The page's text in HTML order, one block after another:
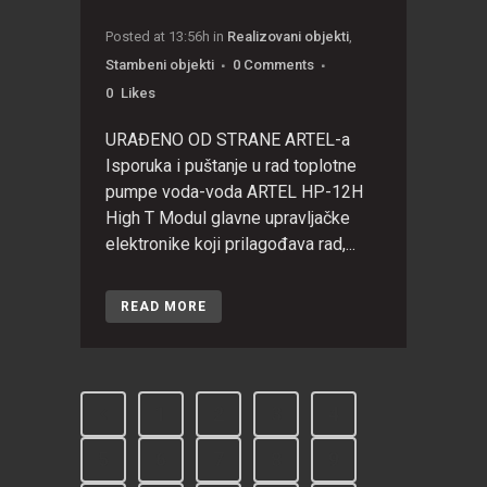
Posted at 13:56h in Realizovani objekti,
Stambeni objekti
0 Comments
0 Likes
URAĐENO OD STRANE ARTEL-a
Isporuka i puštanje u rad toplotne
pumpe voda-voda ARTEL HP-12H
High T Modul glavne upravljačke
elektronike koji prilagođava rad,...
READ MORE